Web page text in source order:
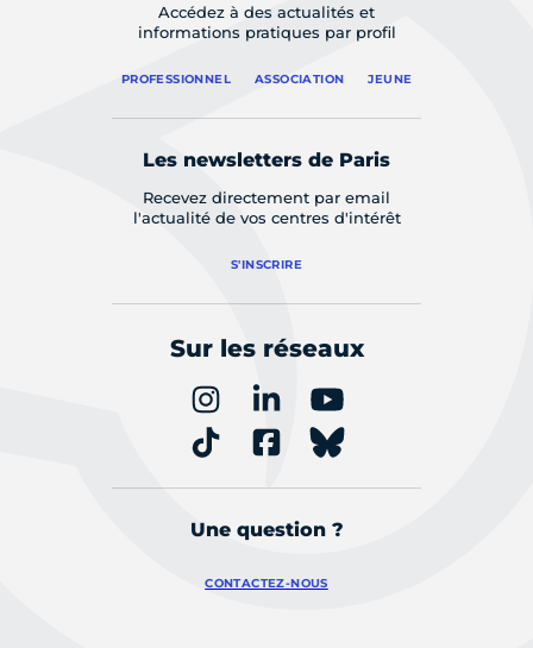
Accédez à des actualités et
informations pratiques par profil
PROFESSIONNEL ASSOCIATION JEUNE
Les newsletters de Paris
Recevez directement par email
l'actualité de vos centres d'intérêt
S'INSCRIRE
Sur les réseaux
Une question ?
CONTACTEZ-NOUS